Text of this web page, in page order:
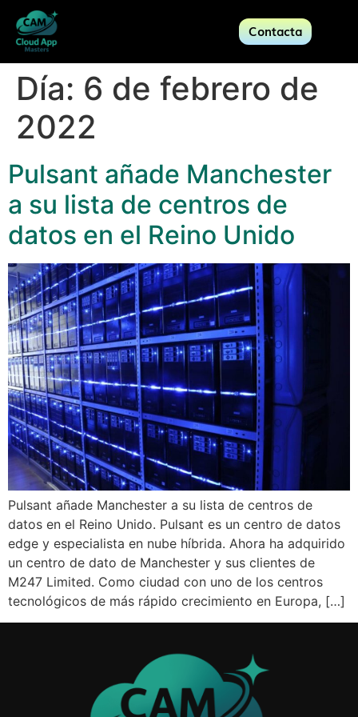
Contacta
Día: 6 de febrero de
2022
Pulsant añade Manchester
a su lista de centros de
datos en el Reino Unido
Pulsant añade Manchester a su lista de centros de
datos en el Reino Unido. Pulsant es un centro de datos
edge y especialista en nube híbrida. Ahora ha adquirido
un centro de dato de Manchester y sus clientes de
M247 Limited. Como ciudad con uno de los centros
tecnológicos de más rápido crecimiento en Europa, […]